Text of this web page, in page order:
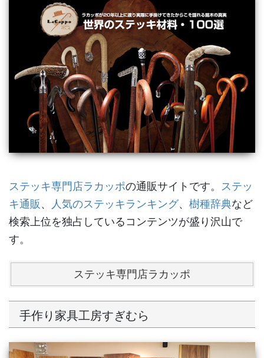
ステッキ専門店ラカッポの通販サイトです。
ステッ
キ通販 、 人気のステッキランキング、 樹種辞典など
検索上位を独占しているコンテンツが盛り沢山で
す。
ステッキ専門店ラカッポ
手作り家具工房すぎむら